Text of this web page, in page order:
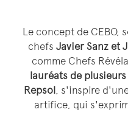
Le concept de CEBO,
chefs Javier Sanz et
comme Chefs
lauréats de
Repsol , s'inspire
artifice, qui